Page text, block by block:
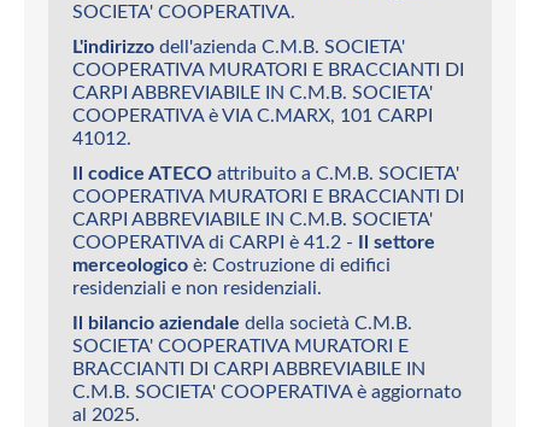
SOCIETA' COOPERATIVA.
L'indirizzo dell'azienda C.M.B. SOCIETA'
COOPERATIVA MURATORI E BRACCIANTI DI
CARPI ABBREVIABILE IN C.M.B. SOCIETA'
COOPERATIVA è VIA C.MARX, 101 CARPI
41012.
Il codice ATECO attribuito a C.M.B. SOCIETA'
COOPERATIVA MURATORI E BRACCIANTI DI
CARPI ABBREVIABILE IN C.M.B. SOCIETA'
COOPERATIVA di CARPI è 41.2 - Il settore
merceologico è: Costruzione di edifici
residenziali e non residenziali.
Il bilancio aziendale della società C.M.B.
SOCIETA' COOPERATIVA MURATORI E
BRACCIANTI DI CARPI ABBREVIABILE IN
C.M.B. SOCIETA' COOPERATIVA è aggiornato
al 2025.